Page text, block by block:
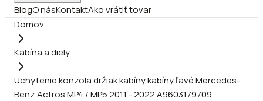
BlogO násKontaktAko vrátiť tovar
Domov
Kabína a diely
Uchytenie konzola držiak kabíny kabíny ľavé Mercedes-
Benz Actros MP4 / MP5 2011 - 2022 A9603179709